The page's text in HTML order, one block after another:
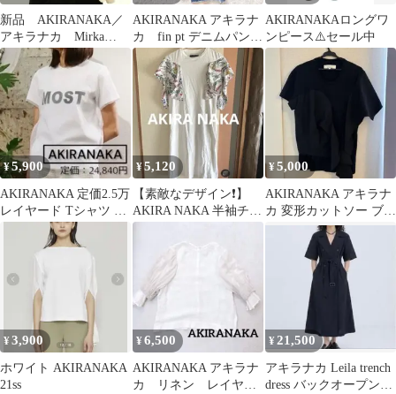
新品 AKIRANAKA／
アキラナカ Mirka
drape sleeve po
AKIRANAKA アキラナ
カ fin pt デニムパン
ツ フリルデニム
AKIRANAKAロングワ
ンピース⚠️セール中
¥5,900
AKIRANAKA 定価2.5万
レイヤード Tシャツ 36
S 白 即日発送
¥5,120
【素敵なデザイン❗️】
AKIRA NAKA 半袖チュ
ニックカットソー Y2K
¥5,000
AKIRANAKA アキラナ
カ 変形カットソー ブラ
ック サイズ2
¥3,900
ホワイト AKIRANAKA
21ss
¥6,500
AKIRANAKA アキラナ
カ リネン レイヤー
¥21,500
アキラナカ Leila trench
dress バックオープント